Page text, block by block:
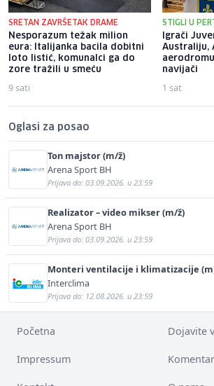
SRETAN ZAVRŠETAK DRAME
Nesporazum težak milion
eura: Italijanka bacila dobitni
loto listić, komunalci ga do
zore tražili u smeću
9 sati
STIGLI U
Igrači
Australiju,
navijači
1 sat
Oglasi za posao
Ton majstor (m/ž)
Arena Sport BH
Prijava do: 03.09.2026. u 23:59
Realizator – video mikser (m/ž)
Arena Sport BH
Prijava do: 03.09.2026. u 23:59
Monteri ventilacije i klimatizacije
Interclima
Prijava do: 12.08.2026. u 23:59
Početna Dojavite
Impressum